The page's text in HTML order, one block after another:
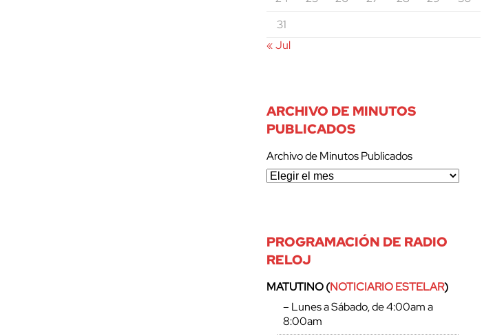
31
« Jul
ARCHIVO DE MINUTOS
PUBLICADOS
Archivo de Minutos Publicados
PROGRAMACIÓN DE RADIO
RELOJ
MATUTINO (NOTICIARIO ESTELAR)
– Lunes a Sábado, de 4:00am a
8:00am